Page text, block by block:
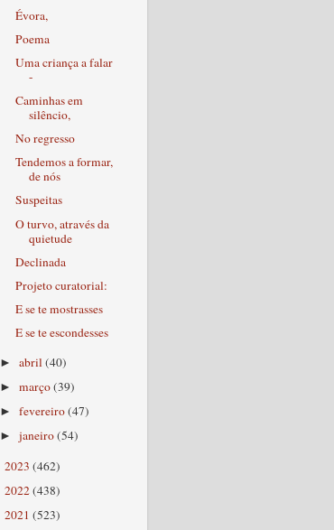
Évora,
Poema
Uma criança a falar
-
Caminhas em
silêncio,
No regresso
Tendemos a formar,
de nós
Suspeitas
O turvo, através da
quietude
Declinada
Projeto curatorial:
E se te mostrasses
E se te escondesses
►abril(40)
►março(39)
►fevereiro(47)
►janeiro(54)
2023 (462)
2022(438)
2021 (523)